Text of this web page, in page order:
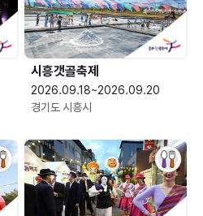
시흥갯골축제
2026.09.18~2026.09.20
경기도 시흥시